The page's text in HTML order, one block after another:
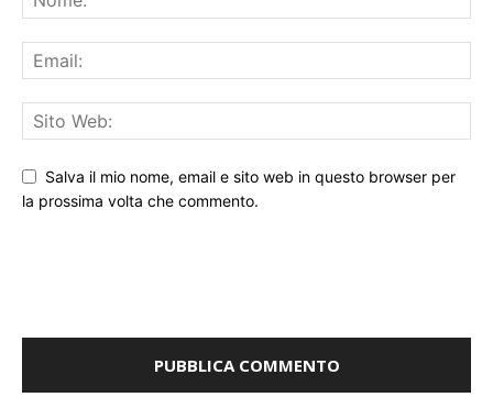
Salva il mio nome, email e sito web in questo browser per
la prossima volta che commento.